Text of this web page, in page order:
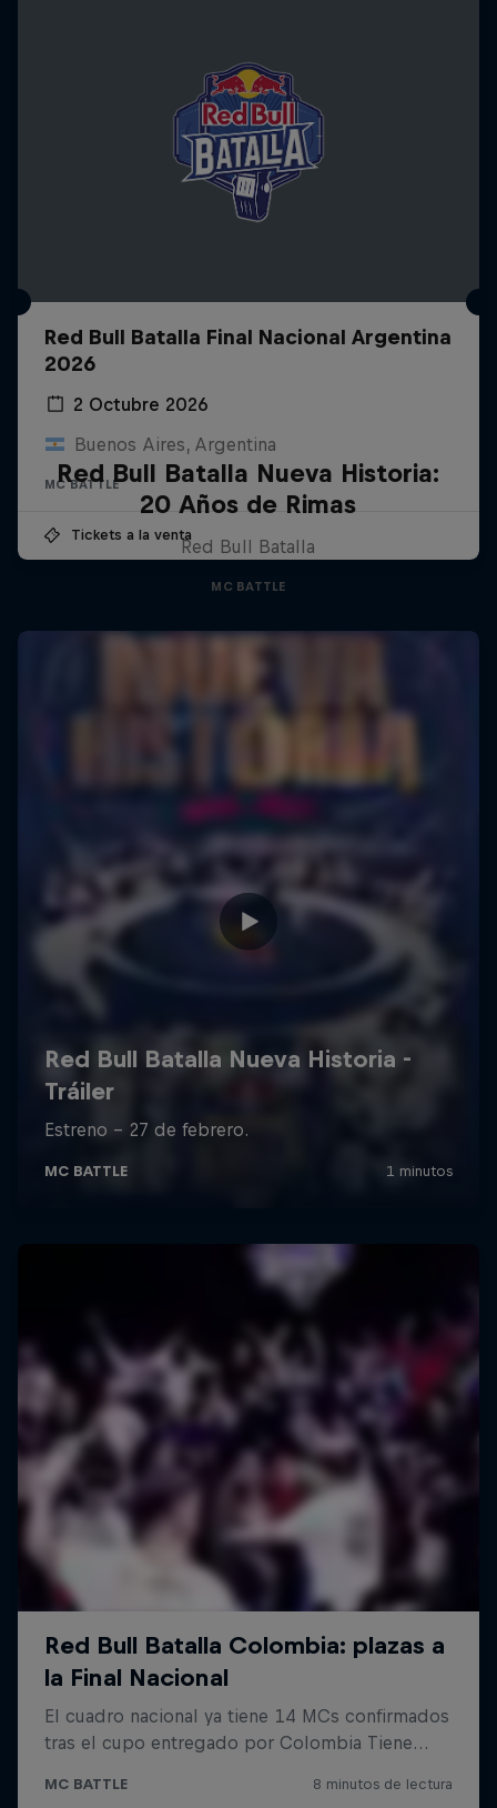
Red Bull Batalla Final Nacional Argentina
2026
2 Octubre 2026
Buenos Aires, Argentina
MC BATTLE
Tickets a la venta
Red Bull Batalla Nueva Historia:
20 Años de Rimas
Red Bull Batalla
MC BATTLE